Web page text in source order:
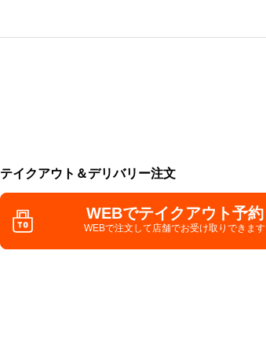
テイクアウト＆デリバリー注文
WEBでテイクアウト予約
WEBで注文して店舗でお受け取りできます